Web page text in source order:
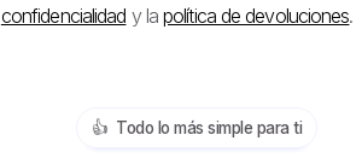
confidencialidad y lapolítica de devoluciones.
👍️ Todo lo más simple para ti